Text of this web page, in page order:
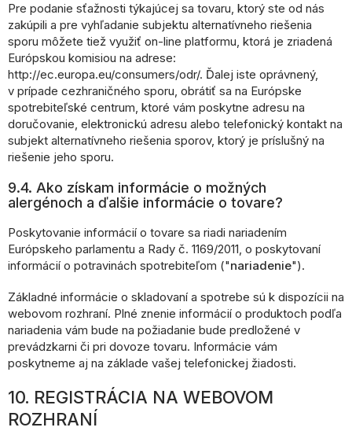
Pre podanie sťažnosti týkajúcej sa tovaru, ktorý ste od nás
zakúpili a pre vyhľadanie subjektu alternatívneho riešenia
sporu môžete tiež využiť on-line platformu, ktorá je zriadená
Európskou komisiou na adrese:
http://ec.europa.eu/consumers/odr/. Ďalej iste oprávnený,
v prípade cezhraničného sporu, obrátiť sa na Európske
spotrebiteľské centrum, ktoré vám poskytne adresu na
doručovanie, elektronickú adresu alebo telefonický kontakt na
subjekt alternatívneho riešenia sporov, ktorý je príslušný na
riešenie jeho sporu.
9.4. Ako získam informácie o možných
alergénoch a ďalšie informácie o tovare?
Poskytovanie informácií o tovare sa riadi nariadením
Európskeho parlamentu a Rady č. 1169/2011, o poskytovaní
informácií o potravinách spotrebiteľom ("nariadenie").
Základné informácie o skladovaní a spotrebe sú k dispozícii na
webovom rozhraní. Plné znenie informácií o produktoch podľa
nariadenia vám bude na požiadanie bude predložené v
prevádzkarni či pri dovoze tovaru. Informácie vám
poskytneme aj na základe vašej telefonickej žiadosti.
10. REGISTRÁCIA NA WEBOVOM
ROZHRANÍ